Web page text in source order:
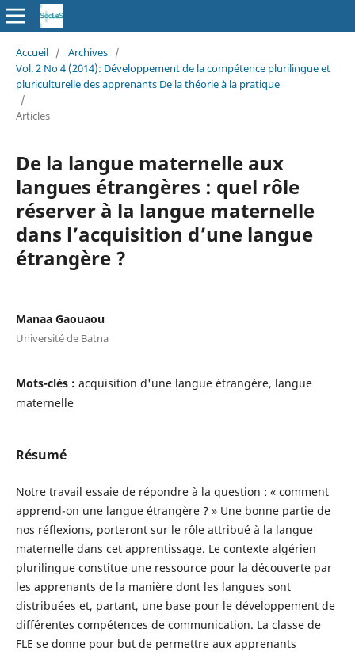
Accueil / Archives /
Vol. 2 No 4 (2014): Développement de la compétence plurilingue et
pluriculturelle des apprenants De la théorie à la pratique
/
Articles
De la langue maternelle aux
langues étrangères : quel rôle
réserver à la langue maternelle
dans l’acquisition d’une langue
étrangère ?
Manaa Gaouaou
Université de Batna
Mots-clés : acquisition d'une langue étrangère, langue
maternelle
Résumé
Notre travail essaie de répondre à la question : « comment
apprend-on une langue étrangère ? » Une bonne partie de
nos réflexions, porteront sur le rôle attribué à la langue
maternelle dans cet apprentissage. Le contexte algérien
plurilingue constitue une ressource pour la découverte par
les apprenants de la manière dont les langues sont
distribuées et, partant, une base pour le développement de
différentes compétences de communication. La classe de
FLE se donne pour but de permettre aux apprenants